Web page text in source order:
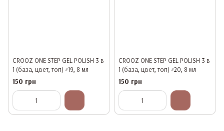
CROOZ ONE STEP GEL POLISH 3 в
1 (база, цвет, топ) #19, 8 мл
150 грн
CROOZ ONE STEP GEL POLISH 3 в
1 (база, цвет, топ) #20, 8 мл
150 грн